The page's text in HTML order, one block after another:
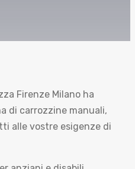
Firenze Milano ha
di carrozzine manuali,
alle vostre esigenze di